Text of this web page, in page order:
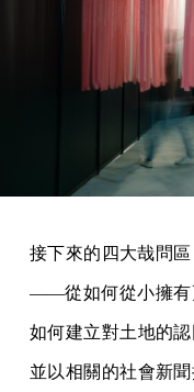
接下來的四大哉問
——從如何從小擁有
如何建立對土地的
並以相關的社會新